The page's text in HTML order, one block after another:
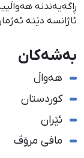
ڕاگەیەندنە
ئاژانسە دێنە
بەشەکان
هەواڵ
کوردستان
ئێران
مافی مرۆڤ